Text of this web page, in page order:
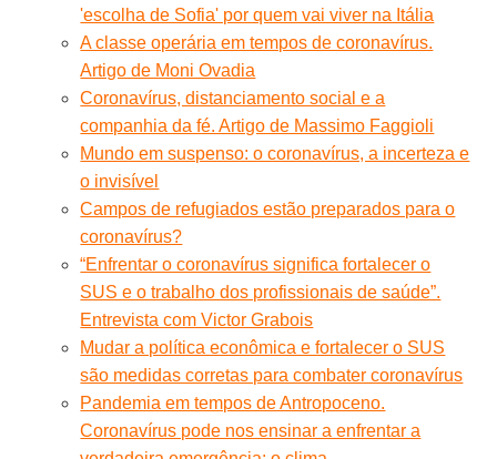
'escolha de Sofia' por quem vai viver na Itália
A classe operária em tempos de coronavírus.
Artigo de Moni Ovadia
Coronavírus, distanciamento social e a
companhia da fé. Artigo de Massimo Faggioli
Mundo em suspenso: o coronavírus, a incerteza e
o invisível
Campos de refugiados estão preparados para o
coronavírus?
“Enfrentar o coronavírus significa fortalecer o
SUS e o trabalho dos profissionais de saúde”.
Entrevista com Victor Grabois
Mudar a política econômica e fortalecer o SUS
são medidas corretas para combater coronavírus
Pandemia em tempos de Antropoceno.
Coronavírus pode nos ensinar a enfrentar a